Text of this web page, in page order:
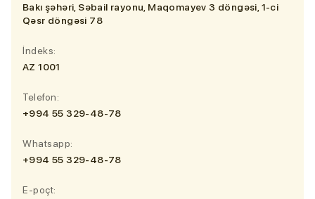
Bakı şəhəri, Səbail rayonu, Maqomayev 3 döngəsi, 1-ci
Qəsr döngəsi 78
İndeks:
AZ 1001
Telefon:
+994 55 329-48-78
Whatsapp:
+994 55 329-48-78
E-poçt: